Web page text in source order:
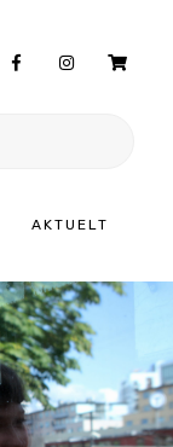
AKTUELT